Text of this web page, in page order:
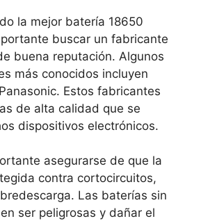
la mejor batería 18650
buscar un fabricante
buena reputación. Algunos
más conocidos incluyen
Estos fabricantes
de alta calidad que se
dispositivos electrónicos.
asegurarse de que la
contra cortocircuitos,
Las baterías sin
ser peligrosas y dañar el